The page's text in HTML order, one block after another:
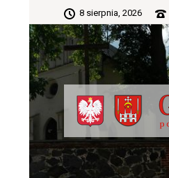
8 sierpnia, 2026